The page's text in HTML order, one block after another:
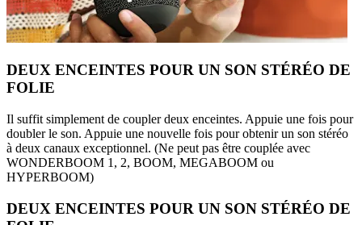
DEUX ENCEINTES POUR UN SON STÉRÉO DE
FOLIE
Il suffit simplement de coupler deux enceintes. Appuie une fois pour
doubler le son. Appuie une nouvelle fois pour obtenir un son stéréo
à deux canaux exceptionnel. (Ne peut pas être couplée avec
WONDERBOOM 1, 2, BOOM, MEGABOOM ou
HYPERBOOM)
DEUX ENCEINTES POUR UN SON STÉRÉO DE